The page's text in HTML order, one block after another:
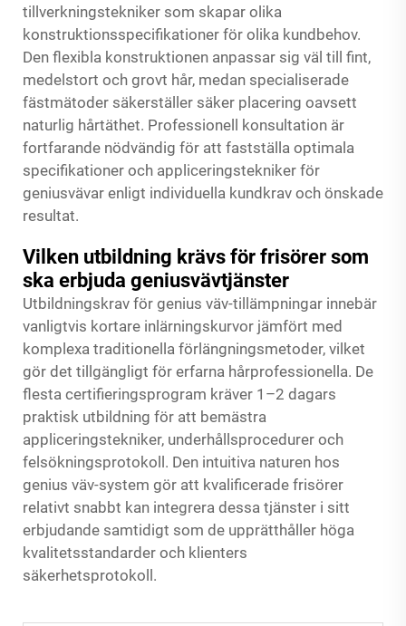
tillverkningstekniker som skapar olika
konstruktionsspecifikationer för olika kundbehov.
Den flexibla konstruktionen anpassar sig väl till fint,
medelstort och grovt hår, medan specialiserade
fästmätoder säkerställer säker placering oavsett
naturlig hårtäthet. Professionell konsultation är
fortfarande nödvändig för att fastställa optimala
specifikationer och appliceringstekniker för
geniusvävar enligt individuella kundkrav och önskade
resultat.
Vilken utbildning krävs för frisörer som
ska erbjuda geniusvävtjänster
Utbildningskrav för genius väv-tillämpningar innebär
vanligtvis kortare inlärningskurvor jämfört med
komplexa traditionella förlängningsmetoder, vilket
gör det tillgängligt för erfarna hårprofessionella. De
flesta certifieringsprogram kräver 1–2 dagars
praktisk utbildning för att bemästra
appliceringstekniker, underhållsprocedurer och
felsökningsprotokoll. Den intuitiva naturen hos
genius väv-system gör att kvalificerade frisörer
relativt snabbt kan integrera dessa tjänster i sitt
erbjudande samtidigt som de upprätthåller höga
kvalitetsstandarder och klienters
säkerhetsprotokoll.